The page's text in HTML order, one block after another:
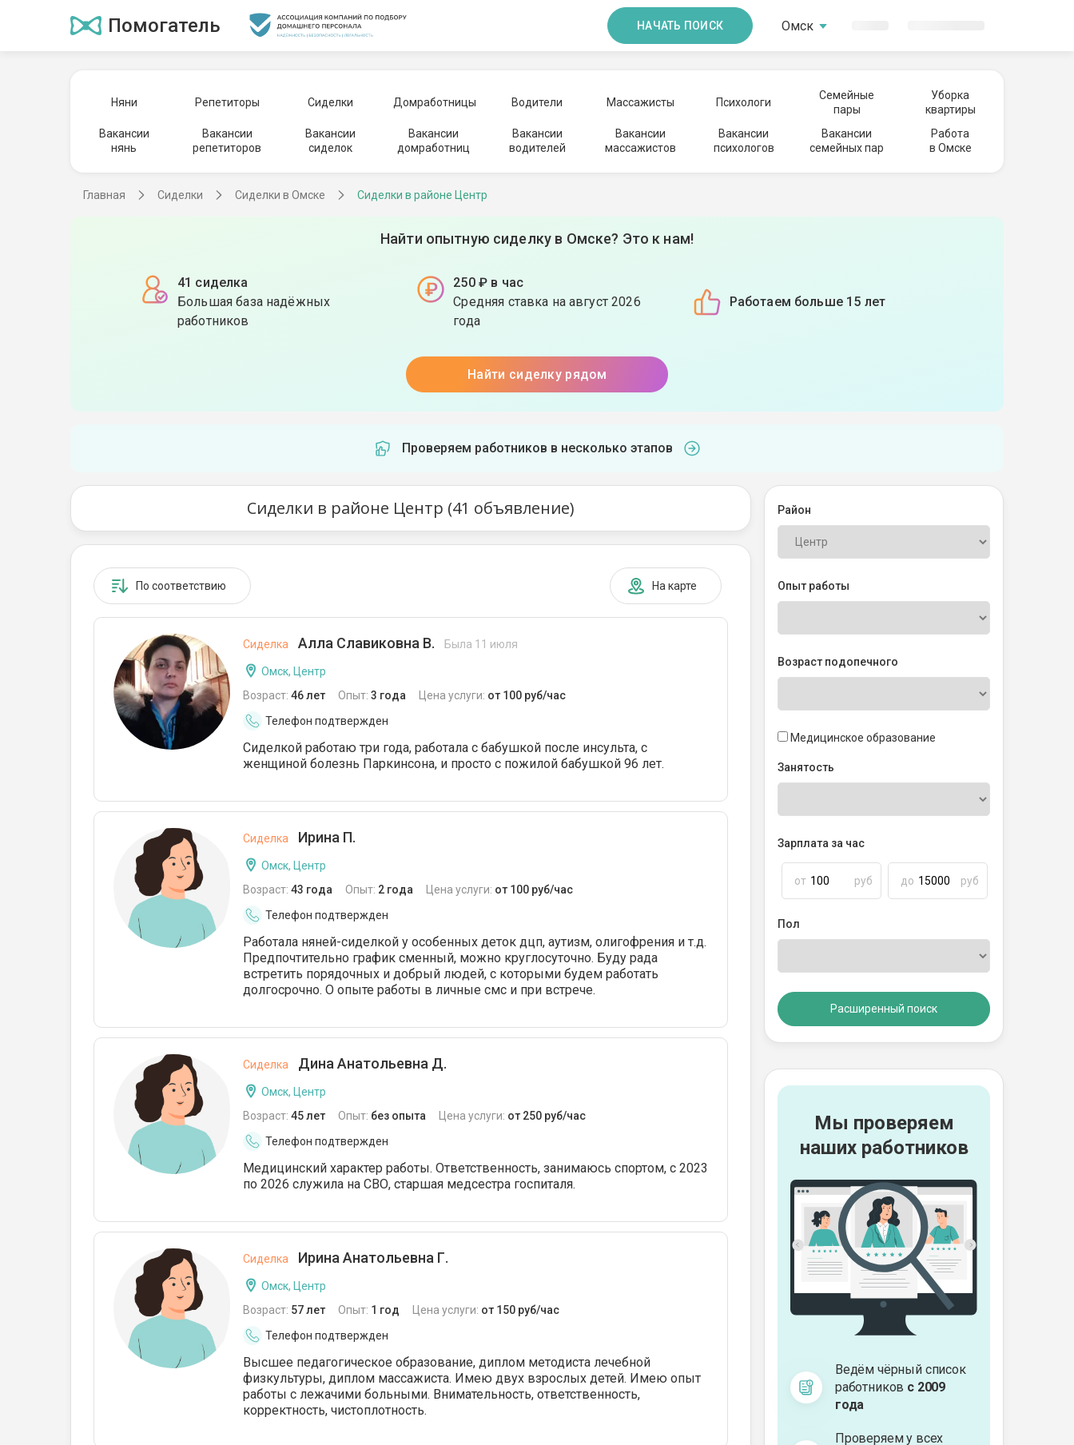
Помогатель НАЧАТЬ ПОИСК Омск
Няни Репетиторы Сиделки Домработницы Водители Массажисты Психологи
Семейные
пары
Уборка
квартиры
Вакансии
нянь
Вакансии
репетиторов
Вакансии
сиделок
Вакансии
домработниц
Вакансии
водителей
Вакансии
массажистов
Вакансии
психологов
Вакансии
семейных пар
Работа
в Омске
Главная Сиделки Сиделки в Омске Сиделки в районе Центр
Найти опытную сиделку в Омске? Это к нам!
41 сиделка
Большая база надёжных
работников
250 ₽ в час
Средняя ставка на август 2026
года
Работаем больше 15 лет
Найти сиделку рядом
Проверяем работников в несколько этапов
Сиделки в районе Центр (41 объявление)
По соответствию На карте
Сиделка Алла Славиковна В. Была 11 июля
Омск, Центр
Возраст: 46 лет Опыт: 3 года Цена услуги: от 100 руб/час
Телефон подтвержден
Сиделкой работаю три года, работала с бабушкой после инсульта, с
женщиной болезнь Паркинсона, и просто с пожилой бабушкой 96 лет.
Сиделка Ирина П.
Омск, Центр
Возраст: 43 года Опыт: 2 года Цена услуги: от 100 руб/час
Телефон подтвержден
Работала няней-сиделкой у особенных деток дцп, аутизм, олигофрения и т.д.
Предпочтительно график сменный, можно круглосуточно. Буду рада
встретить порядочных и добрый людей, с которыми будем работать
долгосрочно. О опыте работы в личные смс и при встрече.
Сиделка Дина Анатольевна Д.
Омск, Центр
Возраст: 45 лет Опыт: без опыта Цена услуги: от 250 руб/час
Телефон подтвержден
Медицинский характер работы. Ответственность, занимаюсь спортом, с 2023
по 2026 служила на СВО, старшая медсестра госпиталя.
Сиделка Ирина Анатольевна Г.
Омск, Центр
Возраст: 57 лет Опыт: 1 год Цена услуги: от 150 руб/час
Телефон подтвержден
Высшее педагогическое образование, диплом методиста лечебной
физкультуры, диплом массажиста. Имею двух взрослых детей. Имею опыт
работы с лежачими больными. Внимательность, ответственность,
корректность, чистоплотность.
Район
Опыт работы
Возраст подопечного
Медицинское образование
Занятость
Зарплата за час
от руб до руб
Пол
Расширенный поиск
Мы проверяем
наших работников
Ведём чёрный список
работников с 2009
года
Проверяем у всех